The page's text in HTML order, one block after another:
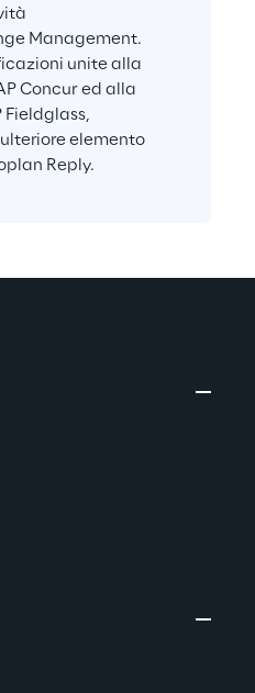
Management.
unite alla
Concur ed alla
Fieldglass,
elemento
Reply.